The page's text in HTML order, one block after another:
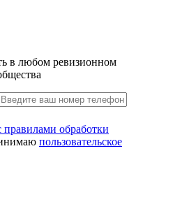
в любом ревизионном
правилами обработки
пользовательское